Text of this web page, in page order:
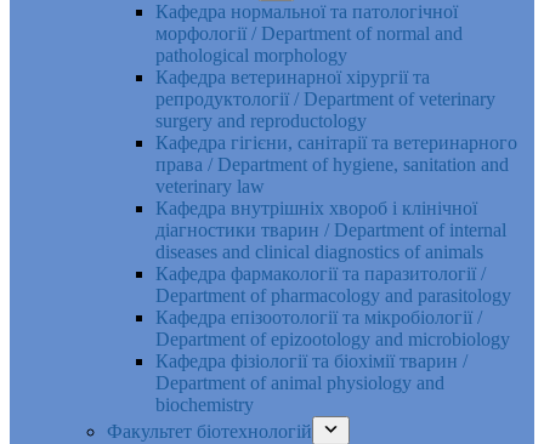
Кафедра нормальної та патологічної
морфології / Department of normal and
pathological morphology
Кафедра ветеринарної хірургії та
репродуктології / Department of veterinary
surgery and reproductology
Кафедра гігієни, санітарії та ветеринарного
права / Department of hygiene, sanitation and
veterinary law
Кафедра внутрішніх хвороб і клінічної
діагностики тварин / Department of internal
diseases and clinical diagnostics of animals
Кафедра фармакології та паразитології /
Department of pharmacology and parasitology
Кафедра епізоотології та мікробіології /
Department of epizootology and microbiology
Кафедра фізіології та біохімії тварин /
Department of animal physiology and
biochemistry
Факультет біотехнологій